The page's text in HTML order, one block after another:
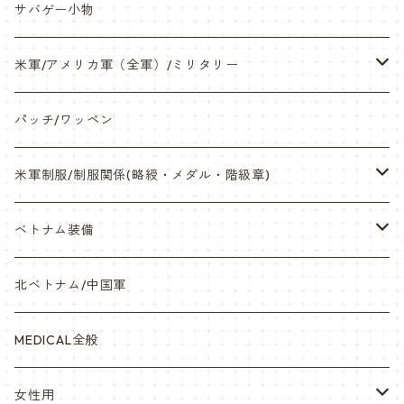
帽子・Tシャツ・エプロン
ネックレス・アクセサリー・スマホケース
サンダル・Bag
サバゲー装備品・バッテリー
オリジナルパッチ
841マスク・BDUカスタム
赤ちゃん用
YARSOC
本体・BB弾・小物類
サバゲー小物
米軍/アメリカ軍（全軍）/ミリタリー
海兵隊/USMC
陸軍/USARMY
空軍/USAF
海軍/USN
宇宙軍
トレーニングウエア集
パッチ/ワッペン
米軍制服/制服関係(略綬・メダル・階級章)
略綬・リボンバー・メダル等
ピンズ類 階級章(ランク)・資格章等
アメリカ軍制服
ベトナム装備
サムズミリタリ屋さん
セスラー中田商店さん
EA east asia
北ベトナム/中国軍
MEDICAL全般
女性用